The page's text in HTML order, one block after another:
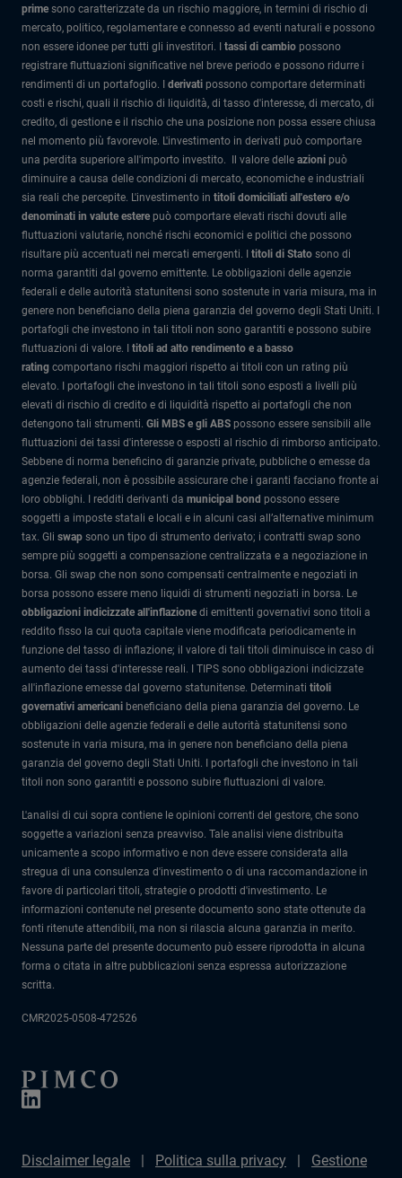
prime sono caratterizzate da un rischio maggiore, in termini di rischio di
mercato, politico, regolamentare e connesso ad eventi naturali e possono
non essere idonee per tutti gli investitori. I tassi di cambio possono
registrare fluttuazioni significative nel breve periodo e possono ridurre i
rendimenti di un portafoglio. I derivati possono comportare determinati
costi e rischi, quali il rischio di liquidità, di tasso d'interesse, di mercato, di
credito, di gestione e il rischio che una posizione non possa essere chiusa
nel momento più favorevole. L'investimento in derivati può comportare
una perdita superiore all'importo investito. Il valore delle azioni può
diminuire a causa delle condizioni di mercato, economiche e industriali
sia reali che percepite. L'investimento in titoli domiciliati all'estero e/o
denominati in valute estere può comportare elevati rischi dovuti alle
fluttuazioni valutarie, nonché rischi economici e politici che possono
risultare più accentuati nei mercati emergenti. I titoli di Stato sono di
norma garantiti dal governo emittente. Le obbligazioni delle agenzie
federali e delle autorità statunitensi sono sostenute in varia misura, ma in
genere non beneficiano della piena garanzia del governo degli Stati Uniti. I
portafogli che investono in tali titoli non sono garantiti e possono subire
fluttuazioni di valore. I titoli ad alto rendimento e a basso
rating comportano rischi maggiori rispetto ai titoli con un rating più
elevato. I portafogli che investono in tali titoli sono esposti a livelli più
elevati di rischio di credito e di liquidità rispetto ai portafogli che non
detengono tali strumenti. Gli MBS e gli ABS possono essere sensibili alle
fluttuazioni dei tassi d'interesse o esposti al rischio di rimborso anticipato.
Sebbene di norma beneficino di garanzie private, pubbliche o emesse da
agenzie federali, non è possibile assicurare che i garanti facciano fronte ai
loro obblighi. I redditi derivanti da municipal bond possono essere
soggetti a imposte statali e locali e in alcuni casi all’alternative minimum
tax. Gli swap sono un tipo di strumento derivato; i contratti swap sono
sempre più soggetti a compensazione centralizzata e a negoziazione in
borsa. Gli swap che non sono compensati centralmente e negoziati in
borsa possono essere meno liquidi di strumenti negoziati in borsa. Le
obbligazioni indicizzate all'inflazione di emittenti governativi sono titoli a
reddito fisso la cui quota capitale viene modificata periodicamente in
funzione del tasso di inflazione; il valore di tali titoli diminuisce in caso di
aumento dei tassi d'interesse reali. I TIPS sono obbligazioni indicizzate
all'inflazione emesse dal governo statunitense. Determinati titoli
governativi americani beneficiano della piena garanzia del governo. Le
obbligazioni delle agenzie federali e delle autorità statunitensi sono
sostenute in varia misura, ma in genere non beneficiano della piena
garanzia del governo degli Stati Uniti. I portafogli che investono in tali
titoli non sono garantiti e possono subire fluttuazioni di valore.
L'analisi di cui sopra contiene le opinioni correnti del gestore, che sono
soggette a variazioni senza preavviso. Tale analisi viene distribuita
unicamente a scopo informativo e non deve essere considerata alla
stregua di una consulenza d'investimento o di una raccomandazione in
favore di particolari titoli, strategie o prodotti d'investimento. Le
informazioni contenute nel presente documento sono state ottenute da
fonti ritenute attendibili, ma non si rilascia alcuna garanzia in merito.
Nessuna parte del presente documento può essere riprodotta in alcuna
forma o citata in altre pubblicazioni senza espressa autorizzazione
scritta.
CMR2025-0508-472526
Disclaimer legale Politica sulla privacy
Gestione